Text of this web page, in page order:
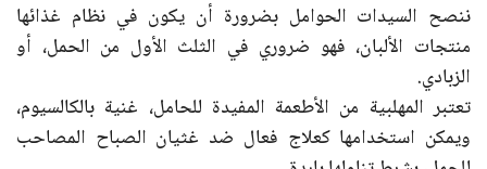
ننصح السيدات الحوامل بضرورة أن يكون في نظام غذائها
منتجات الألبان، فهو ضروري في الثلث الأول من الحمل، أو
الزبادي.
تعتبر المهلبية من الأطعمة المفيدة للحامل، غنية بالكالسيوم،
ويمكن استخدامها كعلاج فعال ضد غثيان الصباح المصاحب